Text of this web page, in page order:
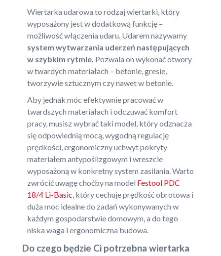
Wiertarka udarowa to rodzaj wiertarki, który
wyposażony jest w dodatkową funkcję –
możliwość włączenia udaru. Udarem nazywamy
system wytwarzania uderzeń następujących
w szybkim rytmie. Pozwala on wykonać otwory
w twardych materiałach – betonie, gresie,
tworzywie sztucznym czy nawet w betonie.
Aby jednak móc efektywnie pracować w
twardszych materiałach i odczuwać komfort
pracy, musisz wybrać taki model, który odznacza
się odpowiednią mocą, wygodną regulację
prędkości, ergonomiczny uchwyt pokryty
materiałem antypoślizgowym i wreszcie
wyposażoną w konkretny system zasilania. Warto
zwrócić uwagę choćby na model Festool PDC
18/4 Li-Basic, który cechuje prędkość obrotowa i
duża moc idealne do zadań wykonywanych w
każdym gospodarstwie domowym, a do tego
niska waga i ergonomiczna budowa.
Do czego będzie Ci potrzebna wiertarka